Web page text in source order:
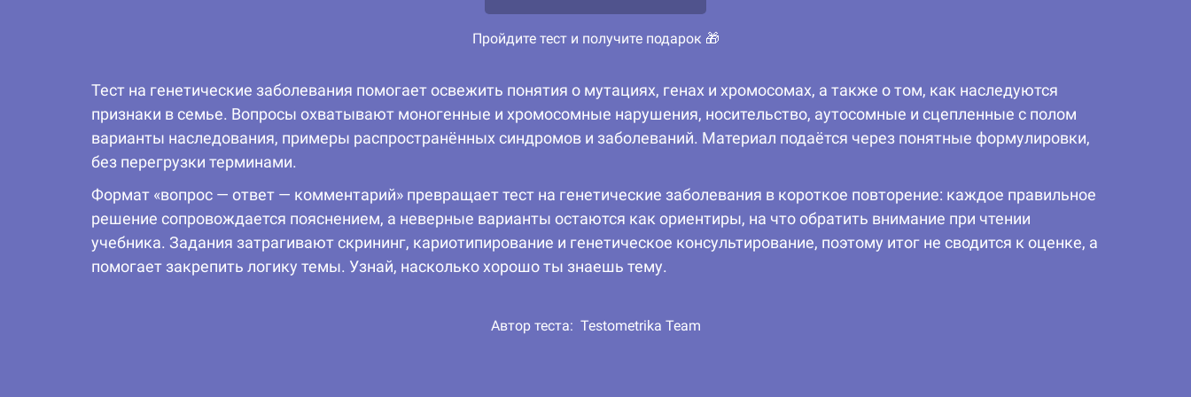
Пройдите тест и получите подарок 🎁
Тест на генетические заболевания помогает освежить понятия о мутациях, генах и хромосомах, а также о том, как наследуются
признаки в семье. Вопросы охватывают моногенные и хромосомные нарушения, носительство, аутосомные и сцепленные с полом
варианты наследования, примеры распространённых синдромов и заболеваний. Материал подаётся через понятные формулировки,
без перегрузки терминами.
Формат «вопрос — ответ — комментарий» превращает тест на генетические заболевания в короткое повторение: каждое правильное
решение сопровождается пояснением, а неверные варианты остаются как ориентиры, на что обратить внимание при чтении
учебника. Задания затрагивают скрининг, кариотипирование и генетическое консультирование, поэтому итог не сводится к оценке, а
помогает закрепить логику темы. Узнай, насколько хорошо ты знаешь тему.
Автор теста: Testometrika Team